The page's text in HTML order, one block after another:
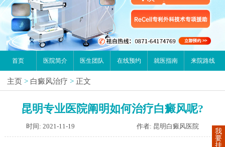
首页 医院简介 医生团队 在线预约 就医指南 来院路线
主页 > 白癜风治疗 > 正文
昆明专业医院阐明如何治疗白癜风呢?
时间: 2021-11-19 作者: 昆明白癜风医院
我
要
挂